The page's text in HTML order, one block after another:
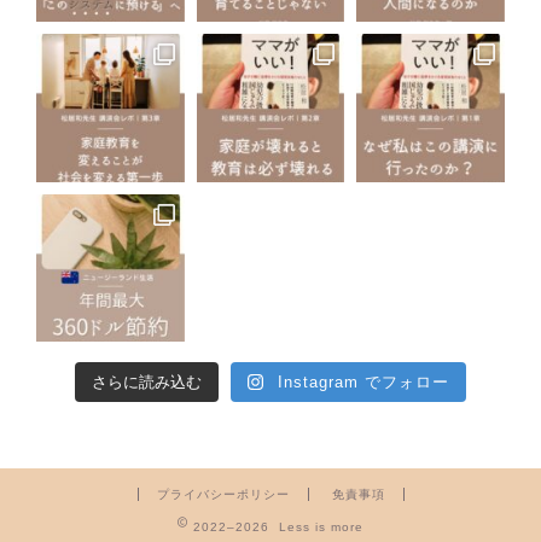
さらに読み込む Instagram でフォロー
プライバシーポリシー 免責事項
2022–2026 Less is more